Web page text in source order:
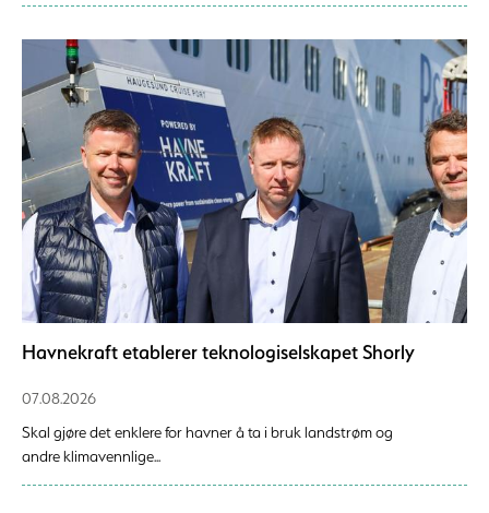
Havnekraft etablerer teknologiselskapet Shorly
07.08.2026
Skal gjøre det enklere for havner å ta i bruk landstrøm og
andre klimavennlige...